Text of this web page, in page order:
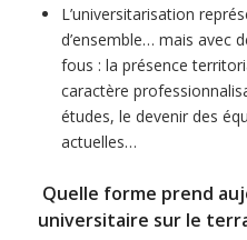
L’universitarisation
d’ensemble… mais avec
fous : la présence
caractère
études, le devenir des
actuelles…
Quelle forme prend
universitaire sur le